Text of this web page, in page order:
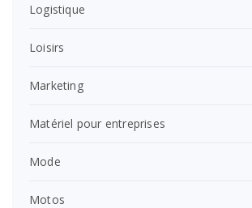
Logistique
Loisirs
Marketing
Matériel pour entreprises
Mode
Motos